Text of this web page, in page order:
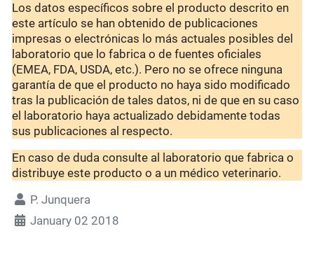
Los datos específicos sobre el producto descrito en
este artículo se han obtenido de publicaciones
impresas o electrónicas lo más actuales posibles del
laboratorio que lo fabrica o de fuentes oficiales
(EMEA, FDA, USDA, etc.). Pero no se ofrece ninguna
garantía de que el producto no haya sido modificado
tras la publicación de tales datos, ni de que en su caso
el laboratorio haya actualizado debidamente todas
sus publicaciones al respecto.
En caso de duda consulte al laboratorio que fabrica o
distribuye este producto o a un médico veterinario.
P. Junquera
January 02 2018